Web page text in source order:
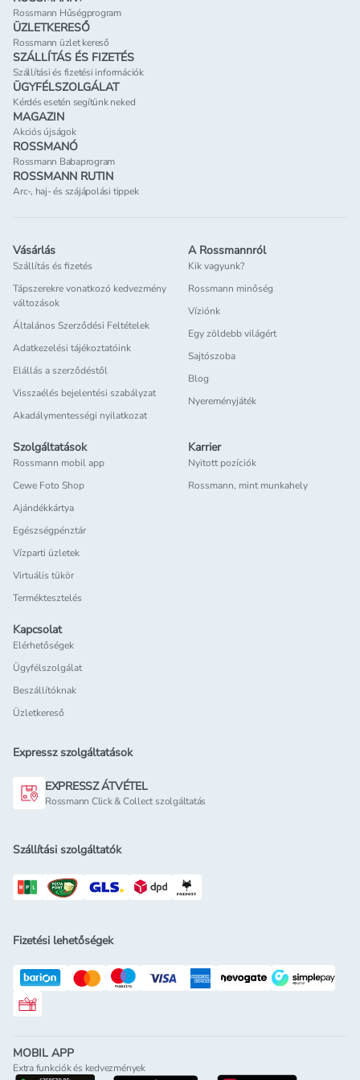
Rossmann Hűségprogram
ÜZLETKERESŐ
Rossmann üzlet kereső
SZÁLLÍTÁS ÉS FIZETÉS
Szállítási és fizetési információk
ÜGYFÉLSZOLGÁLAT
Kérdés esetén segítünk neked
MAGAZIN
Akciós újságok
ROSSMANÓ
Rossmann Babaprogram
ROSSMANN RUTIN
Arc-, haj- és szájápolási tippek
Vásárlás
Szállítás és fizetés
Tápszerekre vonatkozó kedvezmény
változások
Általános Szerződési Feltételek
Adatkezelési tájékoztatóink
Elállás a szerződéstől
Visszaélés bejelentési szabályzat
Akadálymentességi nyilatkozat
A Rossmannról
Kik vagyunk?
Rossmann minőség
Víziónk
Egy zöldebb világért
Sajtószoba
Blog
Nyereményjáték
Szolgáltatások
Rossmann mobil app
Cewe Foto Shop
Ajándékkártya
Egészségpénztár
Vízparti üzletek
Virtuális tükör
Terméktesztelés
Karrier
Nyitott pozíciók
Rossmann, mint munkahely
Kapcsolat
Elérhetőségek
Ügyfélszolgálat
Beszállítóknak
Üzletkereső
Expressz szolgáltatások
EXPRESSZ ÁTVÉTEL
Rossmann Click & Collect szolgáltatás
Szállítási szolgáltatók
Fizetési lehetőségek
Rossmann ajándékkártya
MOBIL APP
Extra funkciók és kedvezmények